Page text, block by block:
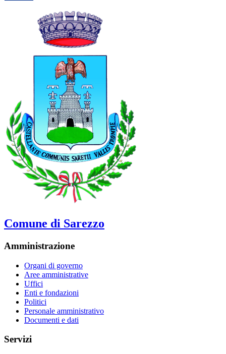
Comune di Sarezzo
Amministrazione
Organi di governo
Aree amministrative
Uffici
Enti e fondazioni
Politici
Personale amministrativo
Documenti e dati
Servizi